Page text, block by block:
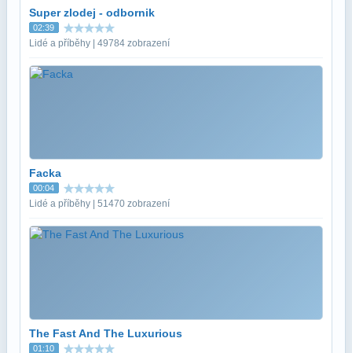
Super zlodej - odbornik
02:39
Lidé a příběhy | 49784 zobrazení
Facka
00:04
Lidé a příběhy | 51470 zobrazení
The Fast And The Luxurious
01:10